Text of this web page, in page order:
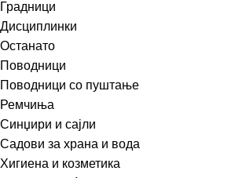
Градници
Дисциплинки
Останато
Поводници
Поводници со пуштање
Ремчиња
Синџири и сајли
Садови за храна и вода
Хигиена и козметика